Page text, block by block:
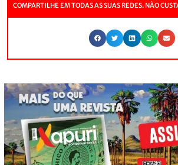
COMPARTILHE EM TODAS AS SUAS REDES. NÃO